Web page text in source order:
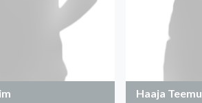
Haaja Teemu